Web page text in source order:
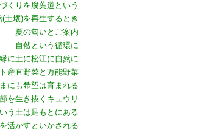
くりを腐葉道という
土壌)を再生するとき
夏の匂いとご案内
自然という循環に
に土に松江に自然に
産直野菜と万能野菜
にも希望は育まれる
を生き抜くキュウリ
う土は足もとにある
活かすといかされる